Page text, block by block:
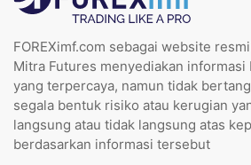
FOREXimf.com sebagai website
Mitra Futures menyediakan
yang terpercaya, namun tidak
segala bentuk risiko atau kerugian
langsung atau tidak langsung atas
berdasarkan informasi tersebut